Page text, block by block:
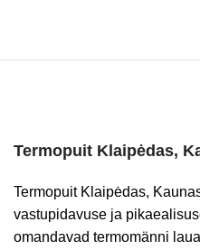
Termopuit Klaipėdas,
Termopuit Klaipėdas,
vastupidavuse ja
omandavad termomänni